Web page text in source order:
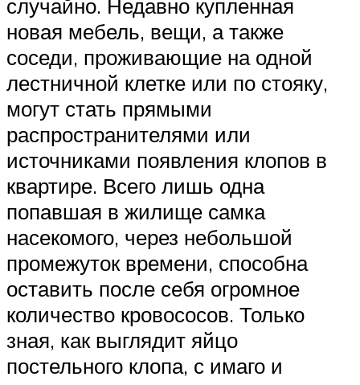
случайно. Недавно купленная
новая мебель, вещи, а также
соседи, проживающие на одной
лестничной клетке или по стояку,
могут стать прямыми
распространителями или
источниками появления клопов в
квартире. Всего лишь одна
попавшая в жилище самка
насекомого, через небольшой
промежуток времени, способна
оставить после себя огромное
количество кровососов. Только
зная, как выглядит яйцо
постельного клопа, с имаго и